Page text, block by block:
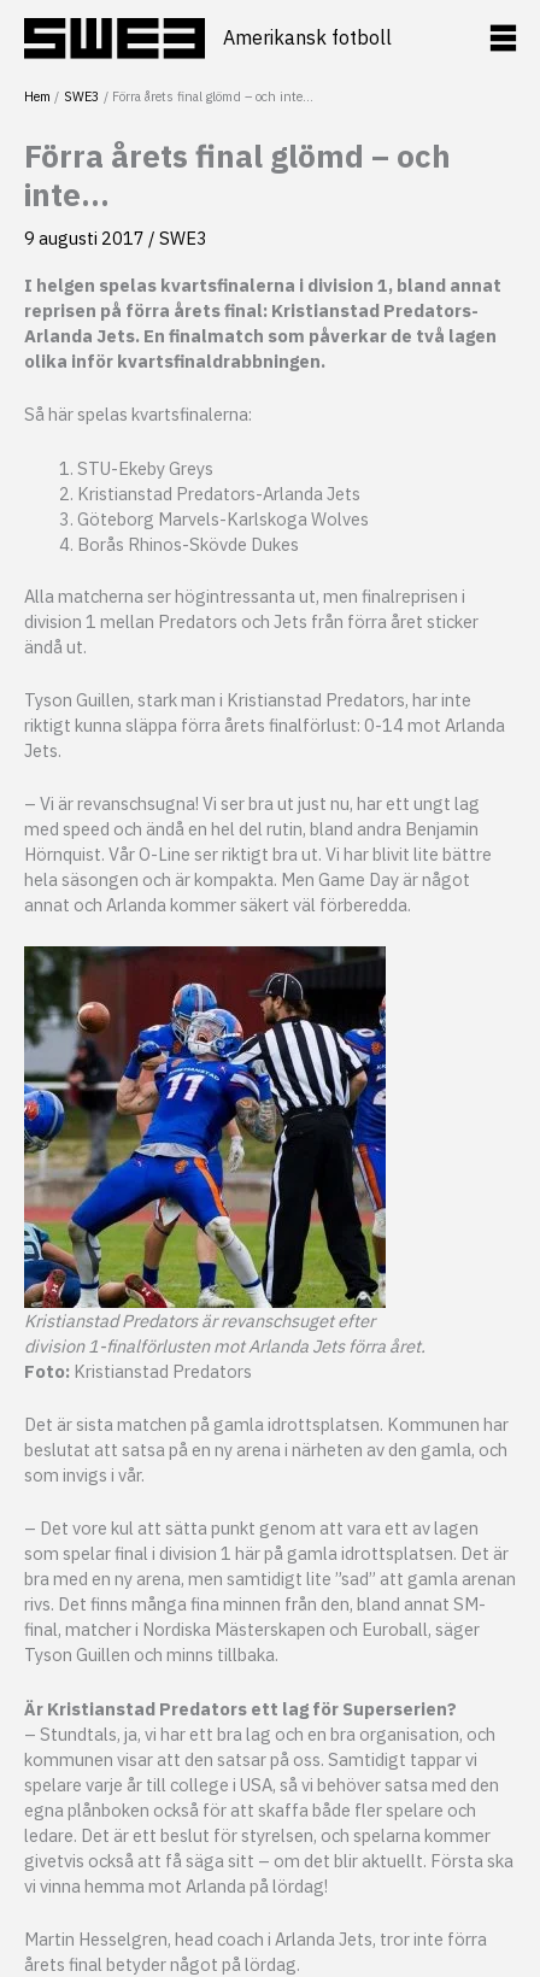
innehåll
Amerikansk fotboll
Hem SWE3 Förra årets final glömd – och inte…
Förra årets final glömd – och
inte…
9 augusti 2017 / SWE3
I helgen spelas kvartsfinalerna i division 1, bland annat
reprisen på förra årets final: Kristianstad Predators-
Arlanda Jets. En finalmatch som påverkar de två lagen
olika inför kvartsfinaldrabbningen.
Så här spelas kvartsfinalerna:
STU-Ekeby Greys
Kristianstad Predators-Arlanda Jets
Göteborg Marvels-Karlskoga Wolves
Borås Rhinos-Skövde Dukes
Alla matcherna ser högintressanta ut, men finalreprisen i
division 1 mellan Predators och Jets från förra året sticker
ändå ut.
Tyson Guillen, stark man i Kristianstad Predators, har inte
riktigt kunna släppa förra årets finalförlust: 0-14 mot Arlanda
Jets.
– Vi är revanschsugna! Vi ser bra ut just nu, har ett ungt lag
med speed och ändå en hel del rutin, bland andra Benjamin
Hörnquist. Vår O-Line ser riktigt bra ut. Vi har blivit lite bättre
hela säsongen och är kompakta. Men Game Day är något
annat och Arlanda kommer säkert väl förberedda.
Kristianstad Predators är revanschsuget efter
division 1-finalförlusten mot Arlanda Jets förra året.
Foto: Kristianstad Predators
Det är sista matchen på gamla idrottsplatsen. Kommunen har
beslutat att satsa på en ny arena i närheten av den gamla, och
som invigs i vår.
– Det vore kul att sätta punkt genom att vara ett av lagen
som spelar final i division 1 här på gamla idrottsplatsen. Det är
bra med en ny arena, men samtidigt lite ”sad” att gamla arenan
rivs. Det finns många fina minnen från den, bland annat SM-
final, matcher i Nordiska Mästerskapen och Euroball, säger
Tyson Guillen och minns tillbaka.
Är Kristianstad Predators ett lag för Superserien?
– Stundtals, ja, vi har ett bra lag och en bra organisation, och
kommunen visar att den satsar på oss. Samtidigt tappar vi
spelare varje år till college i USA, så vi behöver satsa med den
egna plånboken också för att skaffa både fler spelare och
ledare. Det är ett beslut för styrelsen, och spelarna kommer
givetvis också att få säga sitt – om det blir aktuellt. Första ska
vi vinna hemma mot Arlanda på lördag!
Martin Hesselgren, head coach i Arlanda Jets, tror inte förra
årets final betyder något på lördag.